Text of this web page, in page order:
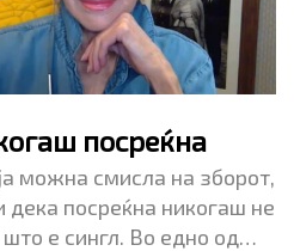
посреќна
можна смисла на зборот,
дека посреќна никогаш не
е сингл. Во едно од…